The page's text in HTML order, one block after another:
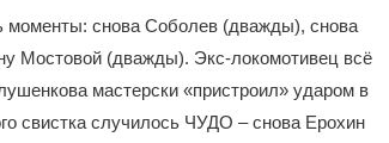
моменты: снова Соболев (дважды), снова
Мостовой (дважды). Экс-локомотивец всё
мастерски «пристроил» ударом в
свистка случилось ЧУДО – снова Ерохин